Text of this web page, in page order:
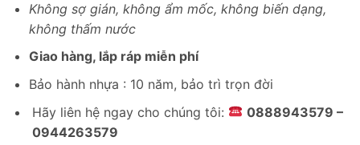
Không sợ gián, không ẩm mốc, không biến dạng,
không thấm nước
Giao hàng, lắp ráp miễn phí
Bảo hành nhựa : 10 năm, bảo trì trọn đời
Hãy liên hệ ngay cho chúng tôi:
0888943579 –
0944263579